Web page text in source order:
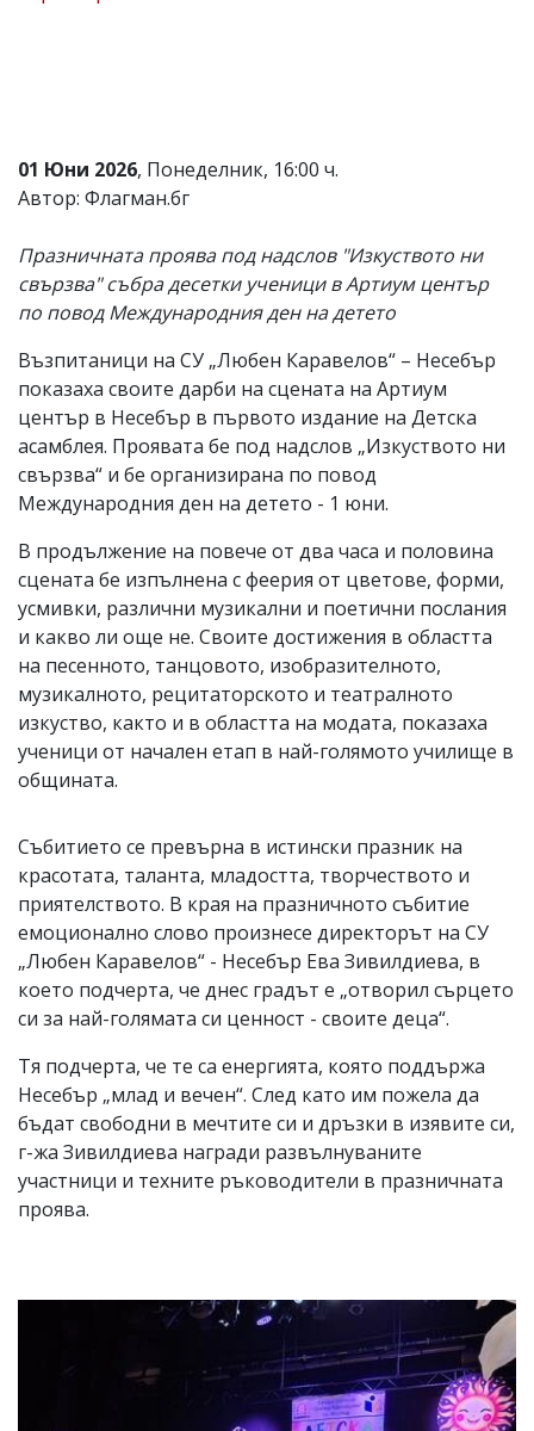
и
редакцията
отговорност
за
тях!
Ако
обиден
за
вас
коментар,
моля
сигнализирайте
ни!
01 Юни 2026, Понеделник, 16:00 ч.
Автор: Флагман.бг
Празничната проява под надслов "Изкуството ни
свързва" събра десетки ученици в Артиум център
по повод Международния ден на детето
Възпитаници на СУ „Любен Каравелов“ – Несебър
показаха своите дарби на сцената на Артиум
център в Несебър в първото издание на Детска
асамблея. Проявата бе под надслов „Изкуството ни
свързва“ и бе организирана по повод
Международния ден на детето - 1 юни.
В продължение на повече от два часа и половина
сцената бе изпълнена с феерия от цветове, форми,
усмивки, различни музикални и поетични послания
и какво ли още не. Своите достижения в областта
на песенното, танцовото, изобразителното,
музикалното, рецитаторското и театралното
изкуство, както и в областта на модата, показаха
ученици от начален етап в най-голямото училище в
общината.
Събитието се превърна в истински празник на
красотата, таланта, младостта, творчеството и
приятелството. В края на празничното събитие
емоционално слово произнесе директорът на СУ
„Любен Каравелов“ - Несебър Ева Зивилдиева, в
което подчерта, че днес градът е „отворил сърцето
си за най-голямата си ценност - своите деца“.
Тя подчерта, че те са енергията, която поддържа
Несебър „млад и вечен“. След като им пожела да
бъдат свободни в мечтите си и дръзки в изявите си,
г-жа Зивилдиева награди развълнуваните
участници и техните ръководители в празничната
проява.